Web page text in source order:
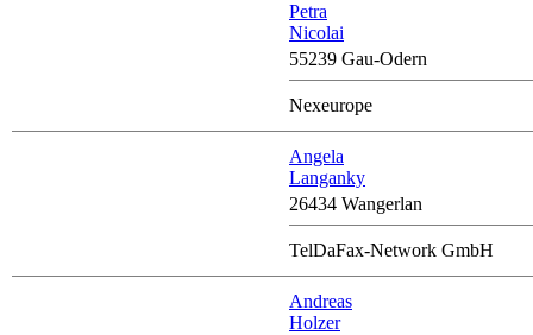
Petra
Nicolai
55239 Gau-Odern
Nexeurope
Angela
Langanky
26434 Wangerlan
TelDaFax-Network GmbH
Andreas
Holzer